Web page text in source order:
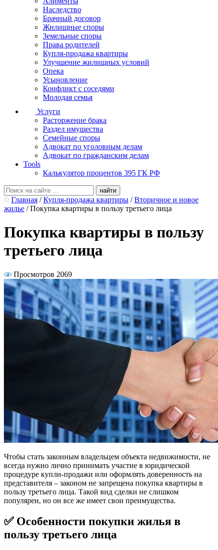
Наследство
Брачный договор
Жилищные споры
Земельные споры
Права родителей
Купля-продажа квартиры
Улучшение жилищных условий
Опека
Усыновление
Конфликт с соседями
Молодая семья
Услуги
Расторжение брака
Раздел имущества
Семейные споры
Адвокат по уголовным делам
Адвокат по гражданским делам
Tools
Калькулятор процентов 395 ГК РФ
Главная / Купля-продажа квартиры / Вторичное и новое
жилье / Покупка квартиры в пользу третьего лица
Покупка квартиры в пользу
третьего лица
Просмотров 2069
Чтобы стать законным владельцем объекта недвижимости, не
всегда нужно лично принимать участие в юридической
процедуре купли-продажи или оформлять доверенность на
представителя – законом не запрещена покупка квартиры в
пользу третьего лица. Такой вид сделки не слишком
популярен, но он все же имеет свои преимущества.
✅ Особенности покупки жилья в
пользу третьего лица